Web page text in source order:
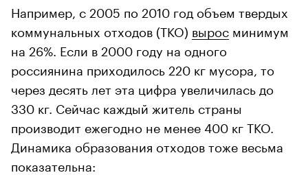
Например, с 2005 по 2010 год объем твердых
коммунальных отходов (ТКО) вырос минимум
на 26%. Если в 2000 году на одного
россиянина приходилось 220 кг мусора, то
через десять лет эта цифра увеличилась до
330 кг. Сейчас каждый житель страны
производит ежегодно не менее 400 кг ТКО.
Динамика образования отходов тоже весьма
показательна: